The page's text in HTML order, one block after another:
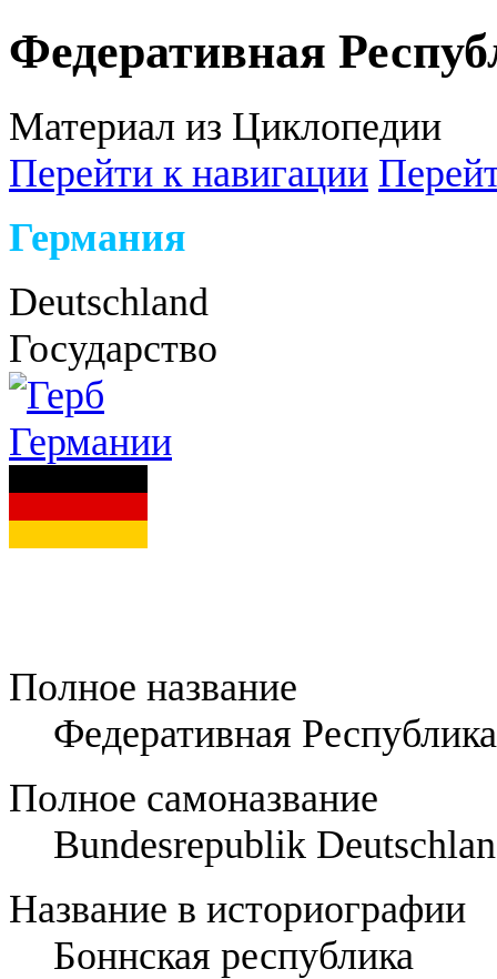
Федеративная
Материал из Циклопедии
Перейти к навигации
Германия
Deutschland
Государство
Полное название
Федеративная
Полное самоназвание
Bundesrepublik
Название в историографии
Боннская республика